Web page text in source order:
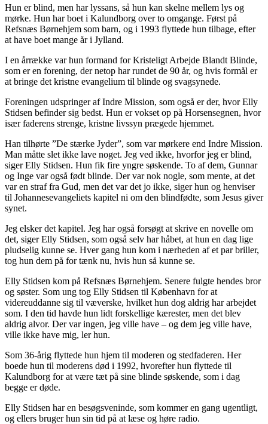
Hun er blind, men har lyssans, så hun kan skelne mellem lys og
mørke. Hun har boet i Kalundborg over to omgange. Først på
Refsnæs Børnehjem som barn, og i 1993 flyttede hun tilbage, efter
at have boet mange år i Jylland.
I en årrække var hun formand for Kristeligt Arbejde Blandt Blinde,
som er en forening, der netop har rundet de 90 år, og hvis formål er
at bringe det kristne evangelium til blinde og svagsynede.
Foreningen udspringer af Indre Mission, som også er der, hvor Elly
Stidsen befinder sig bedst. Hun er vokset op på Horsensegnen, hvor
især faderens strenge, kristne livssyn prægede hjemmet.
Han tilhørte ”De stærke Jyder”, som var mørkere end Indre Mission.
Man måtte slet ikke lave noget. Jeg ved ikke, hvorfor jeg er blind,
siger Elly Stidsen. Hun fik fire yngre søskende. To af dem, Gunnar
og Inge var også født blinde. Der var nok nogle, som mente, at det
var en straf fra Gud, men det var det jo ikke, siger hun og henviser
til Johannesevangeliets kapitel ni om den blindfødte, som Jesus giver
synet.
Jeg elsker det kapitel. Jeg har også forsøgt at skrive en novelle om
det, siger Elly Stidsen, som også selv har håbet, at hun en dag lige
pludselig kunne se. Hver gang hun kom i nærheden af et par briller,
tog hun dem på for tænk nu, hvis hun så kunne se.
Elly Stidsen kom på Refsnæs Børnehjem. Senere fulgte hendes bror
og søster. Som ung tog Elly Stidsen til København for at
videreuddanne sig til væverske, hvilket hun dog aldrig har arbejdet
som. I den tid havde hun lidt forskellige kærester, men det blev
aldrig alvor. Der var ingen, jeg ville have – og dem jeg ville have,
ville ikke have mig, ler hun.
Som 36-årig flyttede hun hjem til moderen og stedfaderen. Her
boede hun til moderens død i 1992, hvorefter hun flyttede til
Kalundborg for at være tæt på sine blinde søskende, som i dag
begge er døde.
Elly Stidsen har en besøgsveninde, som kommer en gang ugentligt,
og ellers bruger hun sin tid på at læse og høre radio.